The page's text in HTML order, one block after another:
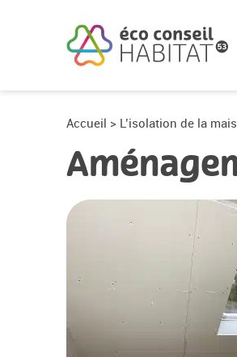
Accueil > L’isolation de la